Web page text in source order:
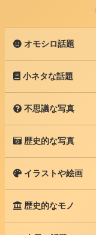
オモシロ話題
小ネタな話題
不思議な写真
歴史的な写真
イラストや絵画
歴史的なモノ